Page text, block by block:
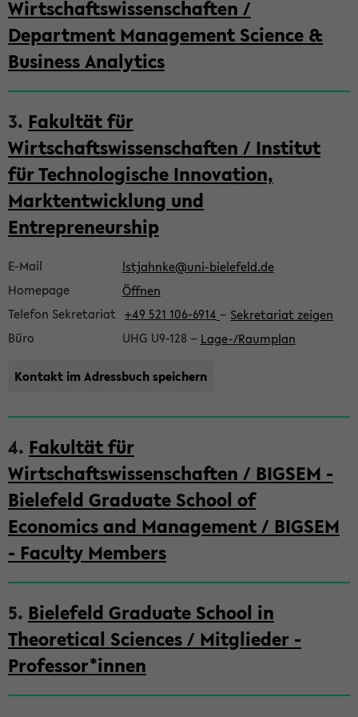
Wirtschaftswissenschaften /
Department Management Science &
Business Analytics
3. Fakultät für
Wirtschaftswissenschaften / Institut
für Technologische Innovation,
Marktentwicklung und
Entrepreneurship
E-Mail
lstjahnke@uni-bielefeld.de
Homepage
Öffnen
Telefon Sekretariat +49 521 106-6914 − Sekretariat zeigen
Büro
UHG U9-128 − Lage-/Raumplan
Kontakt im Adressbuch speichern
4. Fakultät für
Wirtschaftswissenschaften / BIGSEM -
Bielefeld Graduate School of
Economics and Management / BIGSEM
- Faculty Members
5. Bielefeld Graduate School in
Theoretical Sciences / Mitglieder -
Professor*innen